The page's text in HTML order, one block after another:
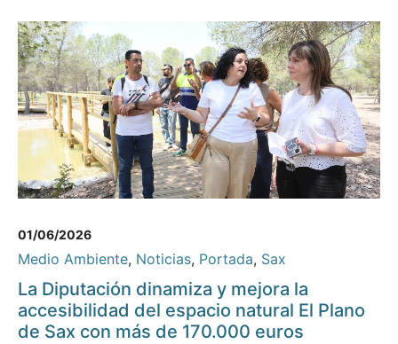
01/06/2026
Medio Ambiente, Noticias, Portada, Sax
La Diputación dinamiza y mejora la
accesibilidad del espacio natural El Plano
de Sax con más de 170.000 euros